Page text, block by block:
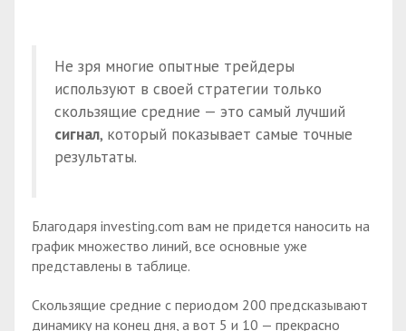
Не зря многие опытные трейдеры
используют в своей стратегии только
скользящие средние — это самый лучший
сигнал, который показывает самые точные
результаты.
Благодаря investing.com вам не придется наносить на
график множество линий, все основные уже
представлены в таблице.
Скользящие средние с периодом 200 предсказывают
динамику на конец дня, а вот 5 и 10 — прекрасно